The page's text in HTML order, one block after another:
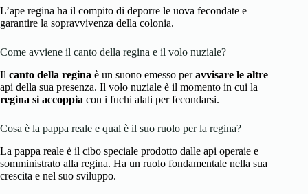
L’ape regina ha il compito di deporre le uova fecondate e
garantire la sopravvivenza della colonia.
Come avviene il canto della regina e il volo nuziale?
Il canto della regina è un suono emesso peravvisare le altre
api della sua presenza. Il volo nuziale è il momento in cui la
regina si accoppia con i fuchi alati per fecondarsi.
Cosa è la pappa reale e qual è il suo ruolo per la regina?
La pappa reale è il cibo speciale prodotto dalle api operaie e
somministrato alla regina. Ha un ruolo fondamentale nella sua
crescita e nel suo sviluppo.